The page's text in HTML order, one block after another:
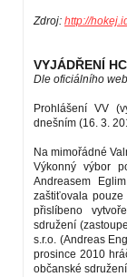
Zdroj: http://
VYJÁDŘENÍ
Dle oficiálního
Prohlášení VV
dnešním (16. 3.
Na mimořádné
Výkonný výbor
Andreasem
zaštiťovala
přislíbeno
sdružení
s.r.o­. (Andreas
prosince 2010
občanské